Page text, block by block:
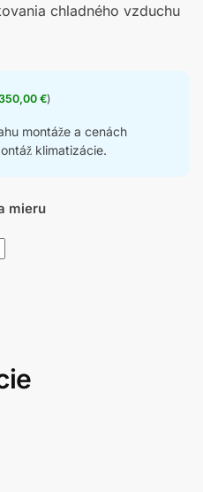
chladného vzduchu
€)
montáže a cenách
klimatizácie.
mieru